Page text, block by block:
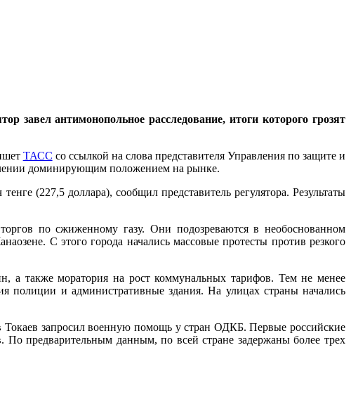
завел антимонопольное расследование, итоги которого грозят
ТАСС со ссылкой на слова представителя Управления по защите и
доминирующим положением на рынке.
(227,5 доллара), сообщил представитель регулятора. Результаты
по сжиженному газу. Они подозреваются в необоснованном
С этого города начались массовые протесты против резкого
а также моратория на рост коммунальных тарифов. Тем не менее
полиции и административные здания. На улицах страны начались
Токаев запросил военную помощь у стран ОДКБ. Первые российские
предварительным данным, по всей стране задержаны более трех